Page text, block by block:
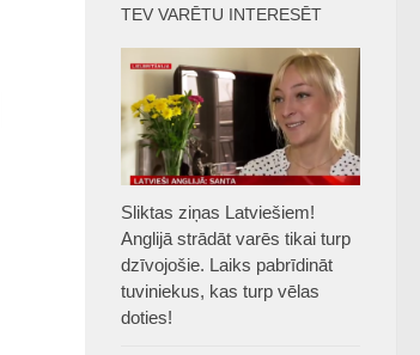
TEV VARĒTU INTERESĒT
Sliktas ziņas Latviešiem!
Anglijā strādāt varēs tikai turp
dzīvojošie. Laiks pabrīdināt
tuviniekus, kas turp vēlas
doties!